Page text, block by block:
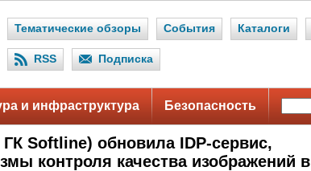
Тематические обзоры События Каталоги
RSS Подписка
и инфраструктура Безопасность
Softline) обновила IDP-сервис,
контроля качества изображений в